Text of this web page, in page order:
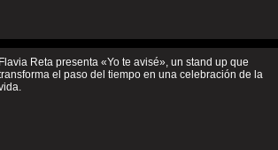
Flavia Reta presenta «Yo te avisé», un stand up que
el paso del tiempo en una celebración de la